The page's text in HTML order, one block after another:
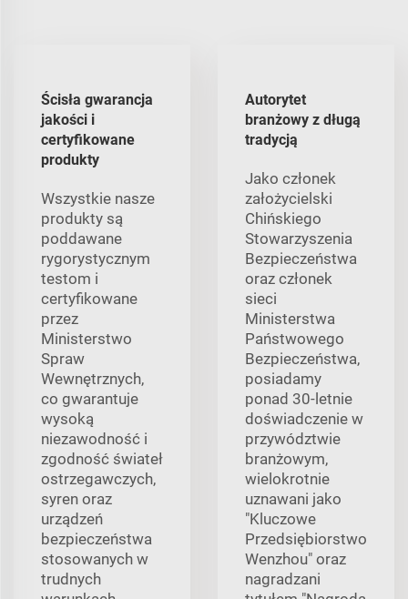
Ścisła gwarancja
jakości i
certyfikowane
produkty
Wszystkie nasze
produkty są
poddawane
rygorystycznym
testom i
certyfikowane
przez
Ministerstwo
Spraw
Wewnętrznych,
co gwarantuje
wysoką
niezawodność i
zgodność świateł
ostrzegawczych,
syren oraz
urządzeń
bezpieczeństwa
stosowanych w
trudnych
Autorytet
branżowy z długą
tradycją
Jako członek
założycielski
Chińskiego
Stowarzyszenia
Bezpieczeństwa
oraz członek
sieci
Ministerstwa
Państwowego
Bezpieczeństwa,
posiadamy
ponad 30-letnie
doświadczenie w
przywództwie
branżowym,
wielokrotnie
uznawani jako
"Kluczowe
Przedsiębiorstwo
Wenzhou" oraz
nagradzani